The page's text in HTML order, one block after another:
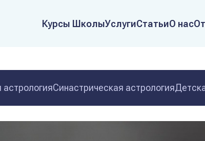
Курсы ШколыУслугиСтатьиО нас
Синастрическая астрология